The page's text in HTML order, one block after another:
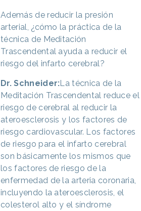
Además de reducir la presión
arterial, ¿cómo la práctica de la
técnica de Meditación
Trascendental ayuda a reducir el
riesgo del infarto cerebral?
Dr. Schneider:La técnica de la
Meditación Trascendental reduce el
riesgo de cerebral al reducir la
ateroesclerosis y los factores de
riesgo cardiovascular. Los factores
de riesgo para el infarto cerebral
son básicamente los mismos que
los factores de riesgo de la
enfermedad de la arteria coronaria,
incluyendo la ateroesclerosis, el
colesterol alto y el síndrome